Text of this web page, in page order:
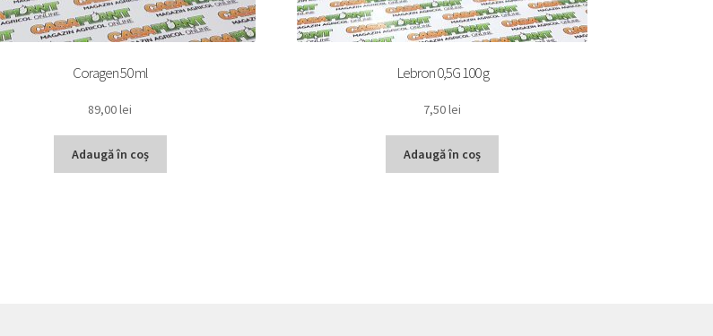
Coragen 50 ml
89,00lei
Adaugă în coș
Lebron 0,5G 100 g
7,50lei
Adaugă în coș